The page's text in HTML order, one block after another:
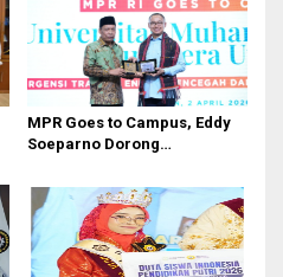
MPR Goes to Campus, Eddy
Soeparno Dorong
Kembangkan Inovasi Energi
Terbarukan